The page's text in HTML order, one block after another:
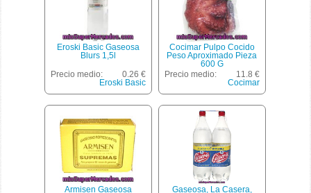
Eroski Basic Gaseosa
Blurs 1,5l
Precio medio:
0.26 €
Eroski Basic
Cocimar Pulpo Cocido
Peso Aproximado Pieza
600 G
Precio medio:
11.8 €
Cocimar
Armisen Gaseosa
Gaseosa, La Casera,